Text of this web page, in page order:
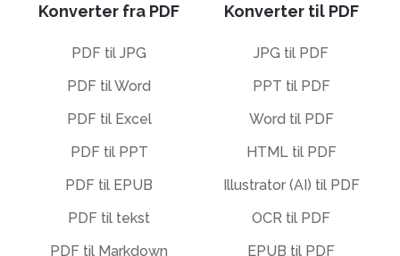
Konverter fra PDF
PDF til JPG
PDF til Word
PDF til Excel
PDF til PPT
PDF til EPUB
PDF til tekst
PDF til Markdown
Konverter til PDF
JPG til PDF
PPT til PDF
Word til PDF
HTML til PDF
Illustrator (AI) til PDF
OCR til PDF
EPUB til PDF